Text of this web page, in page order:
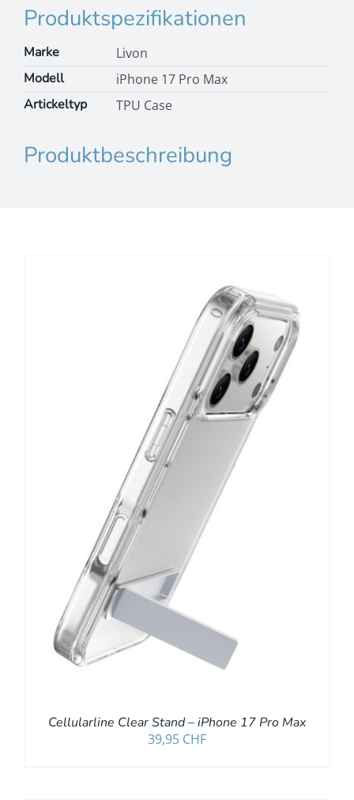
Max
Impactskin
Transparent
Produktspezifikationen
Marke
Livon
Modell
iPhone 17 Pro Max
Artickeltyp
TPU Case
Produktbeschreibung
Cellularline Clear Stand – iPhone 17 Pro Max
39,95 CHF